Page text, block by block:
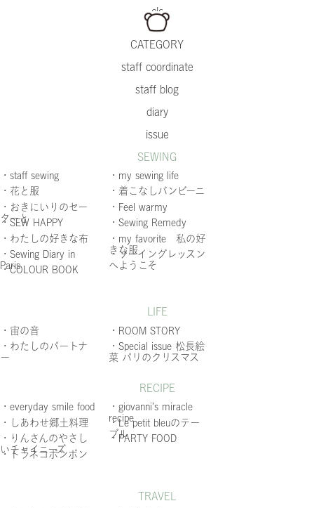
CATEGORY
staff coordinate
staff blog
diary
issue
SEWING
・staff sewing
・my sewing life
・花と服
・着こなしバンビーニ
・おきにいりのセー
ターと
・Feel warmy
・SEW HAPPY
・Sewing Remedy
・わたしの好きな布
・my favorite 私の好
きな服
・Sewing Diary in
Paris
・ソーイングレッスン
へようこそ
・COLOUR BOOK
LIFE
・宙の音
・ROOM STORY
・わたしのパートナ
ー
・Special issue 松長絵
菜 パリのクリスマス
RECIPE
・everyday smile food
・giovanni’s miracle
recipe
・しあわせ郷土料理
・Le petit bleuのテー
ブル
・りんさんのやさし
いチャイニーズ
・PARTY FOOD
・トラネコボンボン
TRAVEL